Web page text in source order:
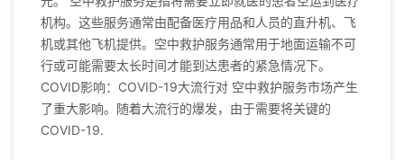
机构。这些服务通常由配备医疗用品和人员的直升机、飞
机或其他飞机提供。空中救护服务通常用于地面运输不可
行或可能需要太长时间才能到达患者的紧急情况下。
COVID影响：COVID-19大流行对 空中救护服务市场产生
了重大影响。随着大流行的爆发，由于需要将关键的
COVID-19.